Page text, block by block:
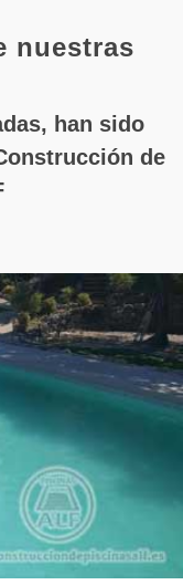
nuestras
han sido
de